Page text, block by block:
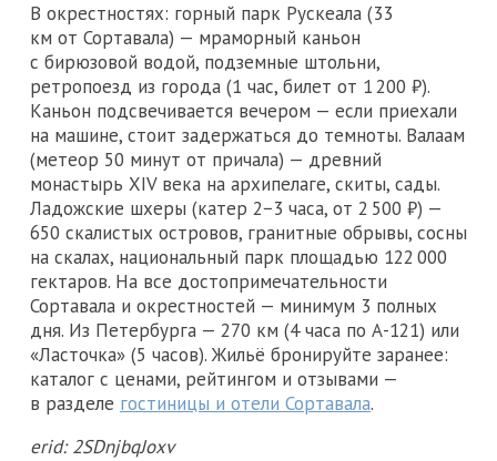
В окрестностях: горный парк Рускеала (33
км от Сортавала) — мраморный каньон
с бирюзовой водой, подземные штольни,
ретропоезд из города (1 час, билет от 1 200 ₽).
Каньон подсвечивается вечером — если приехали
на машине, стоит задержаться до темноты. Валаам
(метеор 50 минут от причала) — древний
монастырь XIV века на архипелаге, скиты, сады.
Ладожские шхеры (катер 2−3 часа, от 2 500 ₽) —
650 скалистых островов, гранитные обрывы, сосны
на скалах, национальный парк площадью 122 000
гектаров. На все достопримечательности
Сортавала и окрестностей — минимум 3 полных
дня. Из Петербурга — 270 км (4 часа по А-121) или
«Ласточка» (5 часов). Жильё бронируйте заранее:
каталог с ценами, рейтингом и отзывами —
в разделе гостиницы и отели Сортавала.
erid: 2SDnjbqJoxv